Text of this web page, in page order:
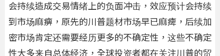
会持续造成交易情绪上的负面冲击，效应预计会持续
到市场麻痹，原先的川普题材市场早已麻痺，后续加
密市场肯定还需要经历更多的不确定性，这些不确定
性大多来自总体经济，全球投资者都在关注川普的贸